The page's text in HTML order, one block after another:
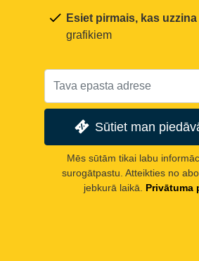
Esiet pirmais, kas uzzina
grafikiem
Sūtiet man
Mēs sūtām tikai labu
surogātpastu. Atteikties no
jebkurā laikā.
Privātuma